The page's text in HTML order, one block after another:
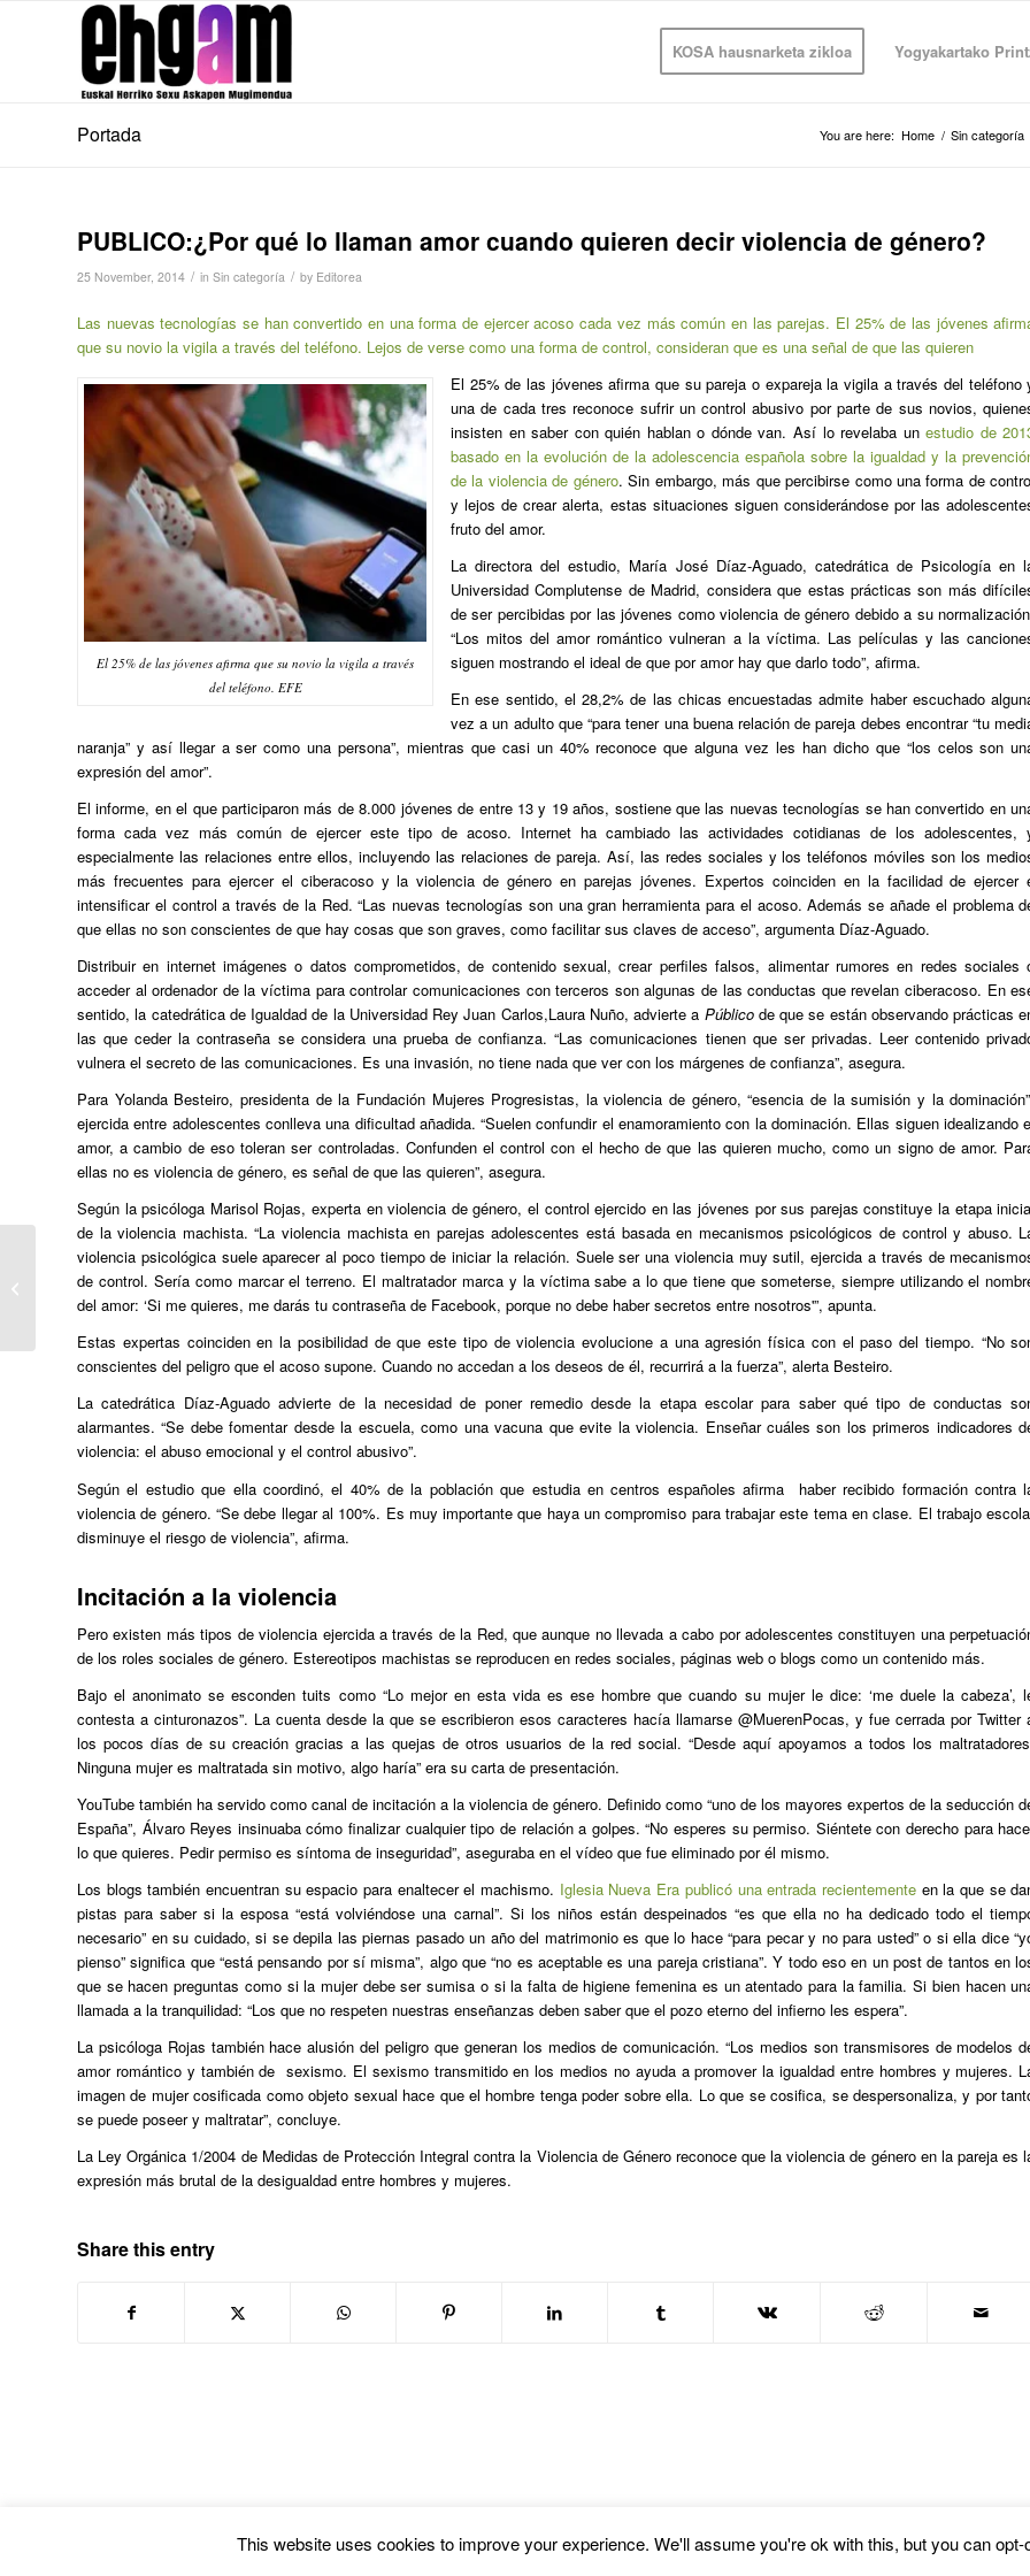
KOSA hausnarketa zikloa Yogyakartako
Portada You are here: Home / Sin categoría
PUBLICO:¿Por qué lo llaman amor cuando quieren decir violencia de género?
25 November, 2014 / in Sin categoría / by Editorea
Las nuevas tecnologías se han convertido en una forma de ejercer acoso cada vez más común en las parejas. El 25% de las jóvenes
que su novio la vigila a través del teléfono. Lejos de verse como una forma de control, consideran que es una señal de que las quieren
El 25% de las jóvenes afirma que su novio la vigila a través
del teléfono. EFE
El 25% de las jóvenes afirma que su pareja o expareja la vigila a través del teléfono
una de cada tres reconoce sufrir un control abusivo por parte de sus novios,
insisten en saber con quién hablan o dónde van. Así lo revelaba unestudio de
basado en la evolución de la adolescencia española sobre la igualdad y la
de la violencia de género. Sin embargo, más que percibirse como una forma de
y lejos de crear alerta, estas situaciones siguen considerándose por las
fruto del amor.
La directora del estudio, María José Díaz-Aguado, catedrática de Psicología en
Universidad Complutense de Madrid, considera que estas prácticas son más
de ser percibidas por las jóvenes como violencia de género debido a su
“Los mitos del amor romántico vulneran a la víctima. Las películas y las
siguen mostrando el ideal de que por amor hay que darlo todo”, afirma.
En ese sentido, el 28,2% de las chicas encuestadas admite haber escuchado
vez a un adulto que “para tener una buena relación de pareja debes encontrar “tu
naranja” y así llegar a ser como una persona”, mientras que casi un 40% reconoce que alguna vez les han dicho que “los celos son
expresión del amor”.
El informe, en el que participaron más de 8.000 jóvenes de entre 13 y 19 años, sostiene que las nuevas tecnologías se han convertido en
forma cada vez más común de ejercer este tipo de acoso. Internet ha cambiado las actividades cotidianas de los adolescentes,
especialmente las relaciones entre ellos, incluyendo las relaciones de pareja. Así, las redes sociales y los teléfonos móviles son los
más frecuentes para ejercer el ciberacoso y la violencia de género en parejas jóvenes. Expertos coinciden en la facilidad de ejercer
intensificar el control a través de la Red. “Las nuevas tecnologías son una gran herramienta para el acoso. Además se añade el problema
que ellas no son conscientes de que hay cosas que son graves, como facilitar sus claves de acceso”, argumenta Díaz-Aguado.
Distribuir en internet imágenes o datos comprometidos, de contenido sexual, crear perfiles falsos, alimentar rumores en redes sociales
acceder al ordenador de la víctima para controlar comunicaciones con terceros son algunas de las conductas que revelan ciberacoso. En
sentido, la catedrática de Igualdad de la Universidad Rey Juan Carlos,Laura Nuño, advierte a Públicode que se están observando prácticas
las que ceder la contraseña se considera una prueba de confianza. “Las comunicaciones tienen que ser privadas. Leer contenido
vulnera el secreto de las comunicaciones. Es una invasión, no tiene nada que ver con los márgenes de confianza”, asegura.
Para Yolanda Besteiro, presidenta de la Fundación Mujeres Progresistas, la violencia de género, “esencia de la sumisión y la
ejercida entre adolescentes conlleva una dificultad añadida. “Suelen confundir el enamoramiento con la dominación. Ellas siguen idealizando
amor, a cambio de eso toleran ser controladas. Confunden el control con el hecho de que las quieren mucho, como un signo de amor.
ellas no es violencia de género, es señal de que las quieren”, asegura.
Según la psicóloga Marisol Rojas, experta en violencia de género, el control ejercido en las jóvenes por sus parejas constituye la etapa
de la violencia machista. “La violencia machista en parejas adolescentes está basada en mecanismos psicológicos de control y abuso.
violencia psicológica suele aparecer al poco tiempo de iniciar la relación. Suele ser una violencia muy sutil, ejercida a través de
de control. Sería como marcar el terreno. El maltratador marca y la víctima sabe a lo que tiene que someterse, siempre utilizando el
del amor: ‘Si me quieres, me darás tu contraseña de Facebook, porque no debe haber secretos entre nosotros'”, apunta.
Estas expertas coinciden en la posibilidad de que este tipo de violencia evolucione a una agresión física con el paso del tiempo. “No
conscientes del peligro que el acoso supone. Cuando no accedan a los deseos de él, recurrirá a la fuerza”, alerta Besteiro.
La catedrática Díaz-Aguado advierte de la necesidad de poner remedio desde la etapa escolar para saber qué tipo de conductas
alarmantes. “Se debe fomentar desde la escuela, como una vacuna que evite la violencia. Enseñar cuáles son los primeros indicadores
violencia: el abuso emocional y el control abusivo”.
Según el estudio que ella coordinó, el 40% de la población que estudia en centros españoles afirma haber recibido formación contra
violencia de género. “Se debe llegar al 100%. Es muy importante que haya un compromiso para trabajar este tema en clase. El trabajo
disminuye el riesgo de violencia”, afirma.
Incitación a la violencia
Pero existen más tipos de violencia ejercida a través de la Red, que aunque no llevada a cabo por adolescentes constituyen una
de los roles sociales de género. Estereotipos machistas se reproducen en redes sociales, páginas web o blogs como un contenido más.
Bajo el anonimato se esconden tuits como “Lo mejor en esta vida es ese hombre que cuando su mujer le dice: ‘me duele la cabeza’,
contesta a cinturonazos”. La cuenta desde la que se escribieron esos caracteres hacía llamarse @MuerenPocas, y fue cerrada por Twitter
los pocos días de su creación gracias a las quejas de otros usuarios de la red social. “Desde aquí apoyamos a todos los
Ninguna mujer es maltratada sin motivo, algo haría” era su carta de presentación.
YouTube también ha servido como canal de incitación a la violencia de género. Definido como “uno de los mayores expertos de la seducción
España”, Álvaro Reyes insinuaba cómo finalizar cualquier tipo de relación a golpes. “No esperes su permiso. Siéntete con derecho para
lo que quieres. Pedir permiso es síntoma de inseguridad”, aseguraba en el vídeo que fue eliminado por él mismo.
Los blogs también encuentran su espacio para enaltecer el machismo. Iglesia Nueva Era publicó una entrada recientementeen la que se
pistas para saber si la esposa “está volviéndose una carnal”. Si los niños están despeinados “es que ella no ha dedicado todo el
necesario” en su cuidado, si se depila las piernas pasado un año del matrimonio es que lo hace “para pecar y no para usted” o si ella dice
pienso” significa que “está pensando por sí misma”, algo que “no es aceptable es una pareja cristiana”. Y todo eso en un post de tantos en
que se hacen preguntas como si la mujer debe ser sumisa o si la falta de higiene femenina es un atentado para la familia. Si bien hacen
llamada a la tranquilidad: “Los que no respeten nuestras enseñanzas deben saber que el pozo eterno del infierno les espera”.
La psicóloga Rojas también hace alusión del peligro que generan los medios de comunicación. “Los medios son transmisores de modelos
amor romántico y también de sexismo. El sexismo transmitido en los medios no ayuda a promover la igualdad entre hombres y mujeres.
imagen de mujer cosificada como objeto sexual hace que el hombre tenga poder sobre ella. Lo que se cosifica, se despersonaliza, y por
se puede poseer y maltratar”, concluye.
La Ley Orgánica 1/2004 de Medidas de Protección Integral contra la Violencia de Género reconoce que la violencia de género en la pareja es
expresión más brutal de la desigualdad entre hombres y mujeres.
Share this entry
Euskal Herriko Gay-Les Askapen Mugimendua-powered by Enfold WordPress Theme
NAIZ:Un estudio detecta una cadena
de transmisión del VIH que ha
causado 26...
This website uses cookies to improve your experience. We'll assume you're ok with this, but you can opt-